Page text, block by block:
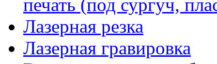
печать (под сургуч,
Лазерная резка
Лазерная гравировка